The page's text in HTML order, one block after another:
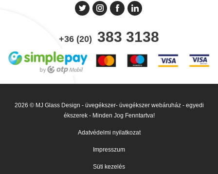
+36 (20) 383 3138
2026 © MJ Glass Design - üvegékszer- üvegékszer webáruház - egyedi
ékszerek - Minden Jog Fenntartva!
Adatvédelmi nyilatkozat
Impresszum
Süti kezelés